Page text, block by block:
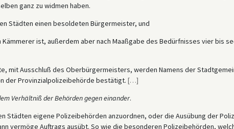
ganz zu widmen haben.
Städten einen besoldeten Bürgermeister, und
ist, außerdem aber nach Maaßgabe des Bedürfnisses vier bis
mit Ausschluß des Oberbürgermeisters, werden Namens der
der Provinzialpolizeibehörde bestätigt. […]
Verhältniß der Behörden gegen einander.
Städten eigene Polizeibehörden anzuordnen, oder die Ausübung der
vermöge Auftrags ausübt. So wie die besonderen Polizeibehörden,